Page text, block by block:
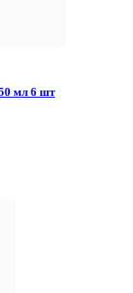
мл 6 шт